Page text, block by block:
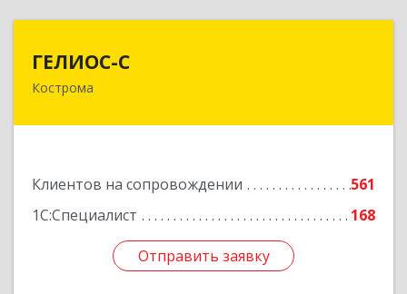
ГЕЛИОС-С
Кострома
Клиентов на сопровождении
561
1С:Специалист
168
Отправить заявку
156026, Костромская обл, г.о. город Кострома,
Отправить заявку